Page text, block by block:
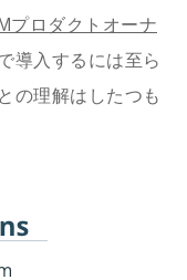
プロダクトオーナ
導入するには至ら
の理解はしたつも